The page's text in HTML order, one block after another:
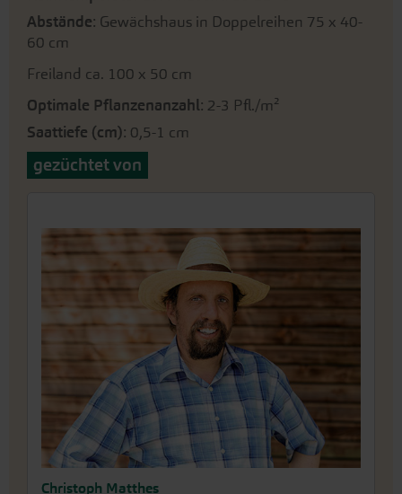
Abstände: Gewächshaus in Doppelreihen 75 x 40-
60 cm
Freiland ca. 100 x 50 cm
Optimale Pflanzenanzahl: 2-3 Pfl./m²
Saattiefe (cm): 0,5-1 cm
gezüchtet von
Christoph Matthes